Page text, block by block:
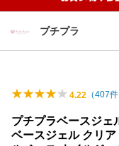
プチプラ
4.22 （407件
プチプラベースジェ
ベースジェル クリ